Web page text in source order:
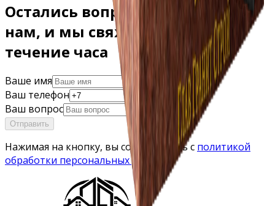
Остались вопросы? Напишите
нам, и мы свяжемся с вами в
течение часа
Ваше имя
Ваш телефон
Ваш вопрос
Отправить
Нажимая на кнопку, вы соглашаетесь с политикой
обработки персональных данных